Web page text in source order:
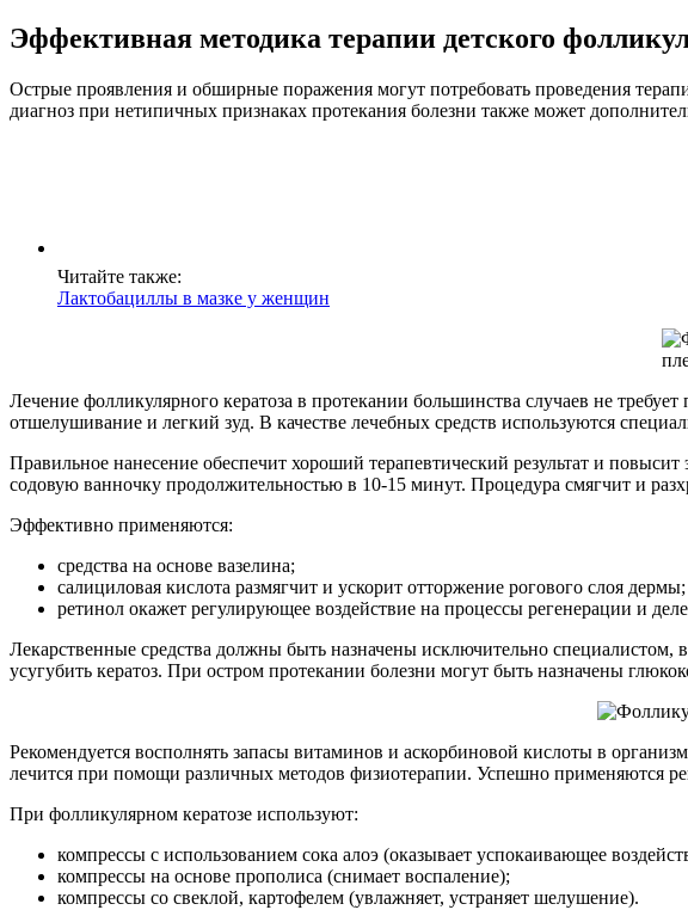
Эффективная методика терапии детского
Острые проявления и обширные поражения могут потребовать проведения
диагноз при нетипичных признаках протекания болезни также может
Читайте также:
Лактобациллы в мазке у женщин
Лечение фолликулярного кератоза в протекании большинства случаев не
отшелушивание и легкий зуд. В качестве лечебных средств используются
Правильное нанесение обеспечит хороший терапевтический результат и
содовую ванночку продолжительностью в 10-15 минут. Процедура смягчит и
Эффективно применяются:
средства на основе вазелина;
салициловая кислота размягчит и ускорит отторжение рогового слоя дермы;
ретинол окажет регулирующее воздействие на процессы регенерации и
Лекарственные средства должны быть назначены исключительно
усугубить кератоз. При остром протекании болезни могут быть назначены
Рекомендуется восполнять запасы витаминов и аскорбиновой кислоты в
лечится при помощи различных методов физиотерапии. Успешно применяются
При фолликулярном кератозе используют:
компрессы с использованием сока алоэ (оказывает успокаивающее
компрессы на основе прополиса (снимает воспаление);
компрессы со свеклой, картофелем (увлажняет, устраняет шелушение).